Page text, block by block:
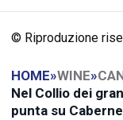
© Riproduzione
HOME»WINE»
Nel Collio dei
punta su